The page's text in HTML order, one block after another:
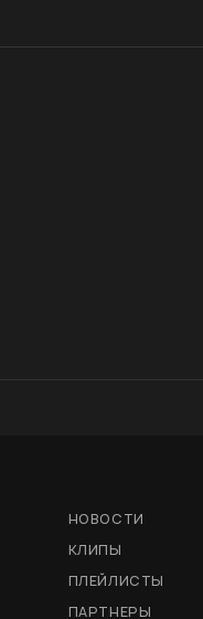
НОВОСТИ
КЛИПЫ
ПЛЕЙЛИСТЫ
ПАРТНЕРЫ